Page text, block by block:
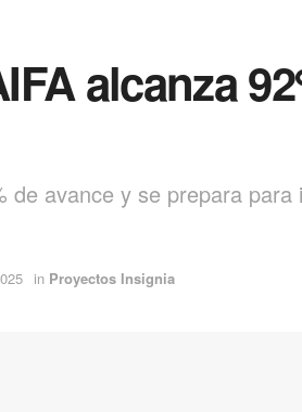
alcanza
de avance y se prepara para
in Proyectos Insignia